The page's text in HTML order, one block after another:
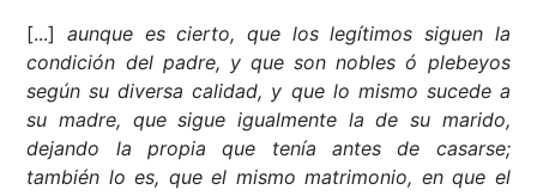
[...]aunque es cierto, que los legítimos siguen la
condición del padre, y que son nobles ó plebeyos
según su diversa calidad, y que lo mismo sucede a
su madre, que sigue igualmente la de su marido,
dejando la propia que tenía antes de casarse;
también lo es, que el mismo matrimonio, en que el